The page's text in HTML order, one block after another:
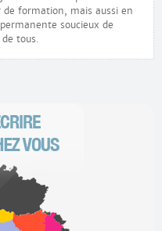
formation, mais aussi en
soucieux de
tous.